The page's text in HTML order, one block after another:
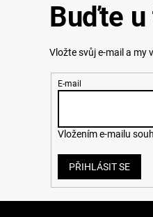
Buďte
Vložte svůj e-mail a my
E-mail
Vložením e-mailu
PŘIHLÁSIT SE